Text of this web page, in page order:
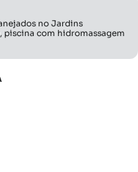
no Jardins
piscina com hidromassagem